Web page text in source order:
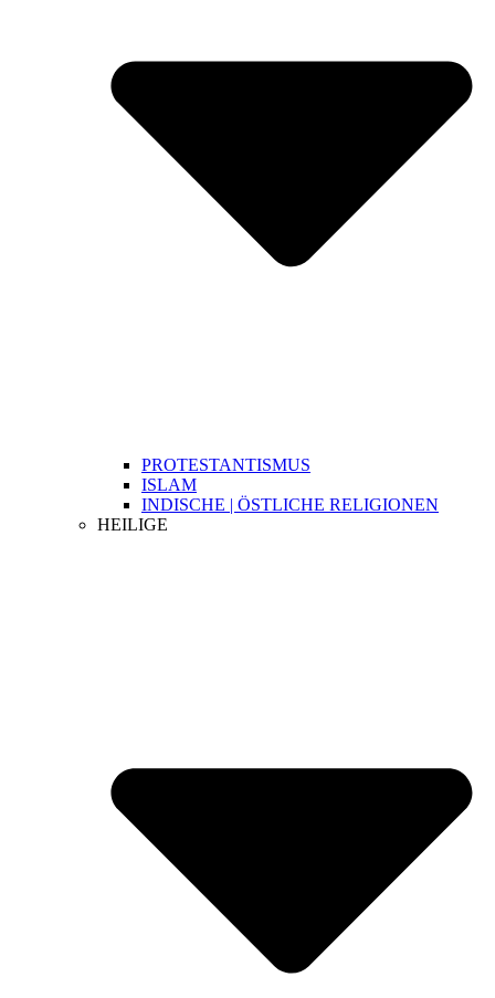
PROTESTANTISMUS
ISLAM
INDISCHE | ÖSTLICHE RELIGIONEN
HEILIGE